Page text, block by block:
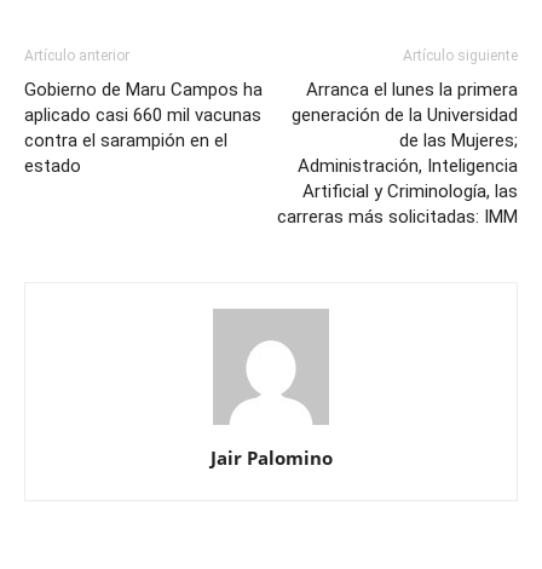
Artículo anterior
Gobierno de Maru Campos ha
aplicado casi 660 mil vacunas
contra el sarampión en el
estado
Artículo siguiente
Arranca el lunes la primera
generación de la Universidad
de las Mujeres;
Administración, Inteligencia
Artificial y Criminología, las
carreras más solicitadas: IMM
Jair Palomino